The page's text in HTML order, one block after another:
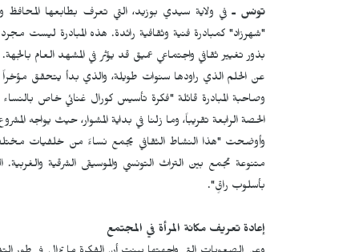
تونس ـ في ولاية سيدي بوزيد، التي تعرف بطابعها
"شهرزاد" كمبادرة فنية وثقافية رائدة. هذه المبادرة ليست
بذور تغيير ثقافي واجتماعي عميق قد يؤثر في المشهد العام بالجهة.
عن الحلم الذي راودها سنوات طويلة، والذي بدأ يتحقق
وصاحبة المبادرة قائلة "فكرة تأسيس كورال غنائي خاص
الحصة الرابعة تقريباً، وما زلنا في بداية المشوار، حيث يواجه
وأوضحت "هذا النشاط الثقافي يجمع نساءً من خلفيات
متنوعة تجمع بين التراث التونسي والموسيقى الشرقية
بأسلوب راقٍ".
إعادة تعريف مكانة المرأة في المجتمع